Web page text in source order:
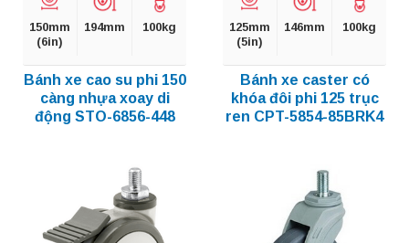
150mm
(6in)
194mm 100kg
Bánh xe cao su phi 150
càng nhựa xoay di
động STO-6856-448
125mm
(5in)
146mm 100kg
Bánh xe caster có
khóa đôi phi 125 trục
ren CPT-5854-85BRK4